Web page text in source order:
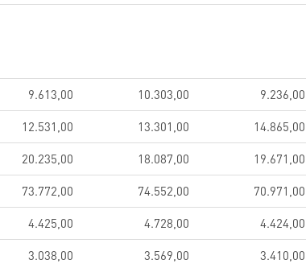
9.613,00 10.303,00 9.236,00
12.531,00 13.301,00 14.865,00
20.235,00 18.087,00 19.671,00
73.772,00 74.552,00 70.971,00
4.425,00 4.728,00 4.424,00
3.038,00 3.569,00 3.410,00